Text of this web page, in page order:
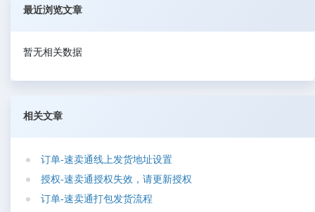
最近浏览文章
暂无相关数据
相关文章
订单-速卖通线 上 发货地址设置
授权-速卖通授权失效 ，请更新授权
订单-速卖通打包发货流程